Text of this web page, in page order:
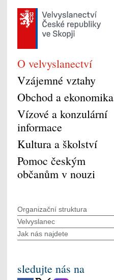
O velvyslanectví
Vzájemné vztahy
Obchod a ekonomika
Vízové a konzulární
informace
Kultura a školství
Pomoc českým
občanům v nouzi
Organizační struktura
Velvyslanec
Jak nás najdete
sledujte nás na